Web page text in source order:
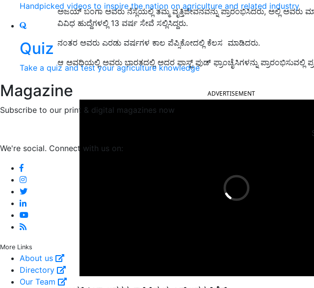
Handpicked videos to inspire the nation on agriculture and related industry
Quiz
Take a quiz and test your agriculture knowledge
Magazine
Subscribe to our print & digital magazines now
We're social. Connect with us on:
More Links
About us
Directory
Our Team
ಅಜಯ್ ಬಂಗಾ ಅವರು ನೆಸ್ಲೆಯಲ್ಲಿ ತಮ್ಮ ವೃತ್ತಿಜೀವನವನ್ನು ಪ್ರಾರಂಭಿಸಿದರು, ಅಲ್ಲಿ ಅವರು
ವಿವಿಧ ಹುದ್ದೆಗಳಲ್ಲಿ 13 ವರ್ಷ ಸೇವೆ ಸಲ್ಲಿಸಿದ್ದರು.
ನಂತರ ಅವರು ಎರಡು ವರ್ಷಗಳ ಕಾಲ ಪೆಪ್ಸಿಕೋದಲ್ಲಿ ಕೆಲಸ ಮಾಡಿದರು.
ಆ ಅವಧಿಯಲ್ಲಿ ಅವರು ಭಾರತದಲ್ಲಿ ಅದರ ಫಾಸ್ಟ್ ಫುಡ್ ಫ್ರಾಂಚೈಸಿಗಳನ್ನು ಪ್ರಾರಂಭಿಸುವಲ್ಲಿ
ಅಜಯ್ ಬಂಗಾ ಅವರನ್ನು ಶ್ಲಾಘಿಸಿದ ಯುಎಸ್ ಅಧ್ಯಕ್ಷ ಬಿಡೆನ್